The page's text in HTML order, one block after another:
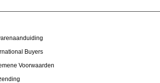
Buyers
Voorwaarden